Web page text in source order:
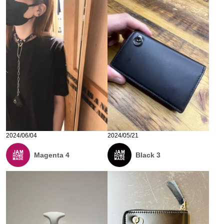
2024/06/04
Magenta 4
2024/05/21
Black 3